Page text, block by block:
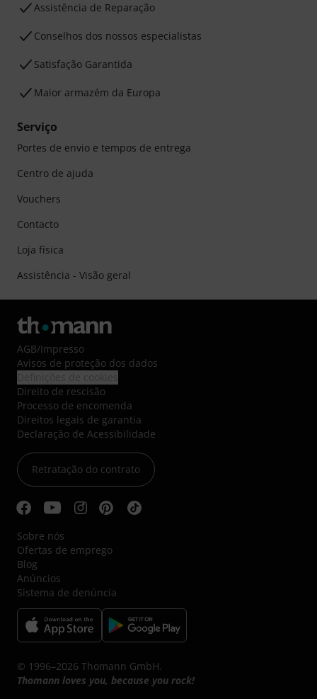
Assistência de Reparação
Conselhos dos nossos especialistas
Satisfação Garantida
Maior armazém da Europa
Serviço
Portes de envio e tempos de entrega
Centro de ajuda
Vouchers
Contacto
Loja física
Assistência - Visão geral
AGB/Impresso
Avisos de proteção dos dados
Direito de rescisão
Processo de encomenda
Direitos legais de garantia
Declaração de Acessibilidade
Retratação do contrato
Sobre nós
Ofertas de emprego
Blog
Anúncios
Sistema de denúncia
© 1996–2026 Thomann GmbH.
Thomann loves you, because you rock!